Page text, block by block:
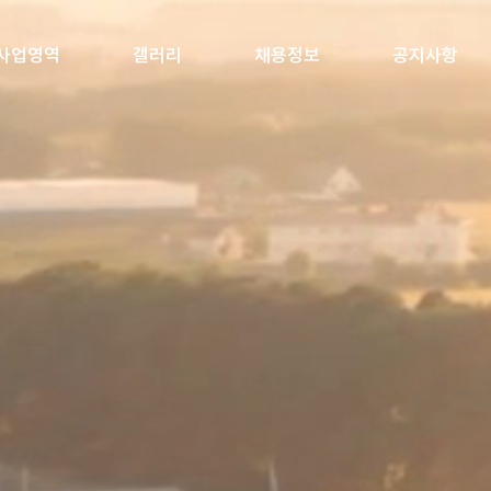
업영역 갤러리 채용정보 공지사항